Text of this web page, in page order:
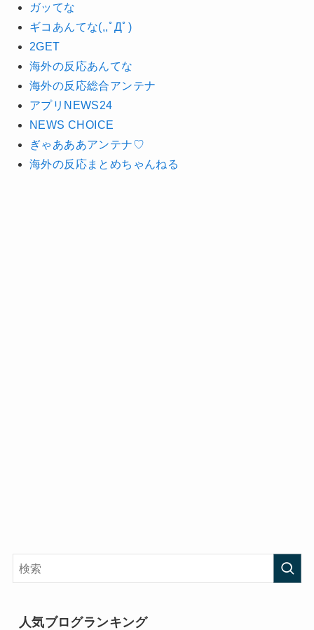
ガッてな
ギコあんてな(,,ﾟДﾟ)
2GET
海外の反応あんてな
海外の反応総合アンテナ
アプリNEWS24
NEWS CHOICE
ぎゃあああアンテナ♡
海外の反応まとめちゃんねる
人気ブログランキング